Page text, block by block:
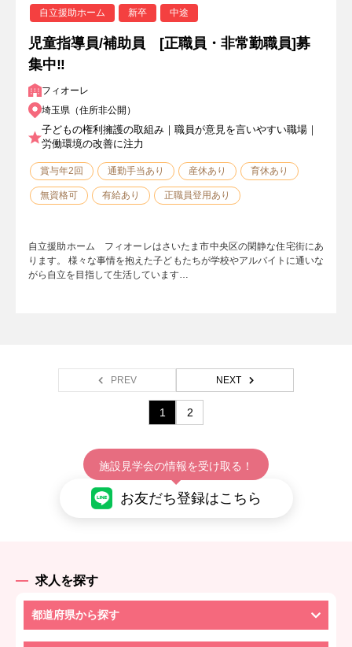
自立援助ホーム 新卒 中途
児童指導員/補助員 [正職員・非常勤職員]募
集中‼
フィオーレ
埼玉県（住所非公開）
子どもの権利擁護の取組み｜職員が意見を言いやすい職場｜
労働環境の改善に注力
賞与年2回 通勤手当あり 産休あり 育休あり
無資格可 有給あり 正職員登用あり
自立援助ホーム フィオーレはさいたま市中央区の閑静な住宅街にあ
ります。 様々な事情を抱えた子どもたちが学校やアルバイトに通いな
がら自立を目指して生活しています…
PREV NEXT
1 2
施設見学会の情報を受け取る！
お友だち登録はこちら
求人を探す
都道府県から探す